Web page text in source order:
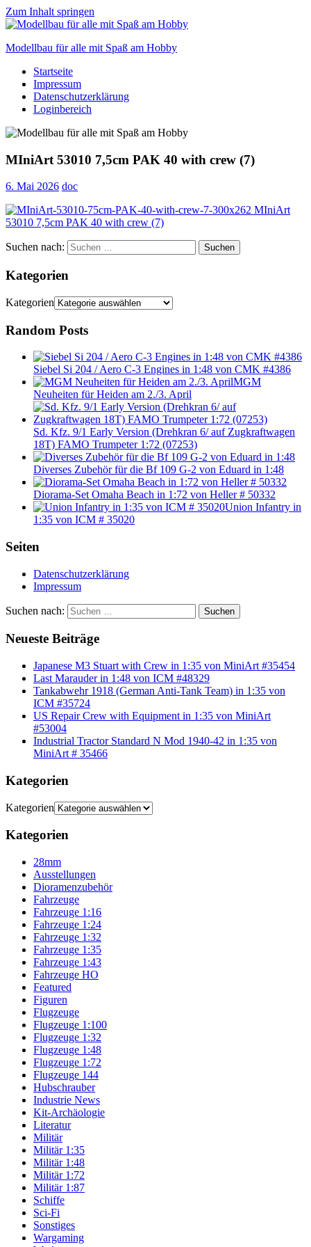
Zum Inhalt springen
Modellbau für alle mit Spaß am Hobby
Scale
modelling
to
Startseite
Impressum
Datenschutzerklärung
Loginbereich
MIniArt 53010 7,5cm PAK 40 with crew (7)
6. Mai 2026 doc
Suchen nach: Suchen
Kategorien
Kategorien
Random Posts
Siebel Si 204 / Aero C-3 Engines in 1:48 von CMK #4386
MGM
Neuheiten für Heiden am 2./3. April
Sd. Kfz. 9/1 Early Version (Drehkran 6/ auf Zugkraftwagen
18T) FAMO Trumpeter 1:72 (07253)
Diverses Zubehör für die Bf 109 G-2 von Eduard in 1:48
Diorama-Set Omaha Beach in 1:72 von Heller # 50332
Union Infantry in
1:35 von ICM # 35020
Seiten
Datenschutzerklärung
Impressum
Suchen nach: Suchen
Neueste Beiträge
Japanese M3 Stuart with Crew in 1:35 von MiniArt #35454
Last Marauder in 1:48 von ICM #48329
Tankabwehr 1918 (German Anti-Tank Team) in 1:35 von
ICM #35724
US Repair Crew with Equipment in 1:35 von MiniArt
#53004
Industrial Tractor Standard N Mod 1940-42 in 1:35 von
MiniArt # 35466
Kategorien
Kategorien
Kategorien
28mm
Ausstellungen
Dioramenzubehör
Fahrzeuge
Fahrzeuge 1:16
Fahrzeuge 1:24
Fahrzeuge 1:32
Fahrzeuge 1:35
Fahrzeuge 1:43
Fahrzeuge HO
Featured
Figuren
Flugzeuge
Flugzeuge 1:100
Flugzeuge 1:32
Flugzeuge 1:48
Flugzeuge 1:72
Flugzeuge 144
Hubschrauber
Industrie News
Kit-Archäologie
Literatur
Militär
Militär 1:35
Militär 1:48
Militär 1:72
Militär 1:87
Schiffe
Sci-Fi
Sonstiges
Wargaming